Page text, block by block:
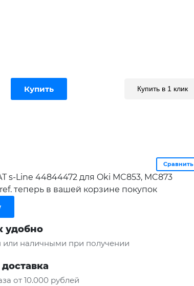
Купить в 1 клик
Сравнить
Line 44844472 для Oki MC853, MC873
теперь в вашей корзине покупок
удобно
или наличными при получении
от 10.000 рублей